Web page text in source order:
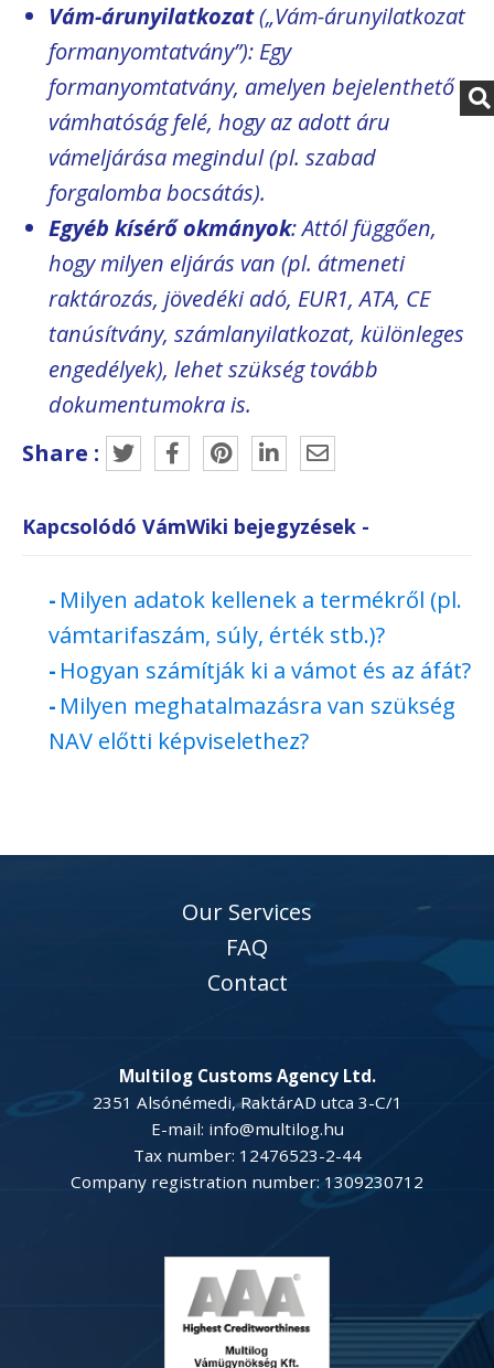
Vám-árunyilatkozat(„Vám-árunyilatkozat
formanyomtatvány”): Egy
formanyomtatvány, amelyen bejelenthető a
vámhatóság felé, hogy az adott áru
vámeljárása megindul (pl. szabad
forgalomba bocsátás).
Egyéb kísérő okmányok: Attól függően,
hogy milyen eljárás van (pl. átmeneti
raktározás, jövedéki adó, EUR1, ATA, CE
tanúsítvány, számlanyilatkozat, különleges
engedélyek), lehet szükség tovább
dokumentumokra is.
Share :
Kapcsolódó VámWiki bejegyzések -
Milyen adatok kellenek a termékről (pl.
vámtarifaszám, súly, érték stb.)?
Hogyan számítják ki a vámot és az áfát?
Milyen meghatalmazásra van szükség
NAV előtti képviselethez?
Multilog Customs Agency Ltd.
2351 Alsónémedi, RaktárAD utca 3-C/1
E-mail: info@multilog.hu
Tax number: 12476523-2-44
Company registration number: 1309230712
Our Services
FAQ
Contact